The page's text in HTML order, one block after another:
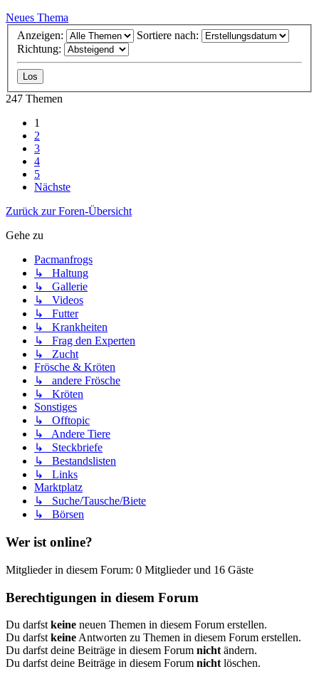
Neues Thema
Anzeigen:
Sortiere nach:
Richtung:
247 Themen
1
2
3
4
5
Nächste
Zurück zur Foren-Übersicht
Gehe zu
Pacmanfrogs
↳ Haltung
↳ Gallerie
↳ Videos
↳ Futter
↳ Krankheiten
↳ Frag den Experten
↳ Zucht
Frösche & Kröten
↳ andere Frösche
↳ Kröten
Sonstiges
↳ Offtopic
↳ Andere Tiere
↳ Steckbriefe
↳ Bestandslisten
↳ Links
Marktplatz
↳ Suche/Tausche/Biete
↳ Börsen
Wer ist online?
Mitglieder in diesem Forum: 0 Mitglieder und 16 Gäste
Berechtigungen in diesem Forum
Du darfst keine neuen Themen in diesem Forum erstellen.
Du darfst keine Antworten zu Themen in diesem Forum erstellen.
Du darfst deine Beiträge in diesem Forum nicht ändern.
Du darfst deine Beiträge in diesem Forum nicht löschen.